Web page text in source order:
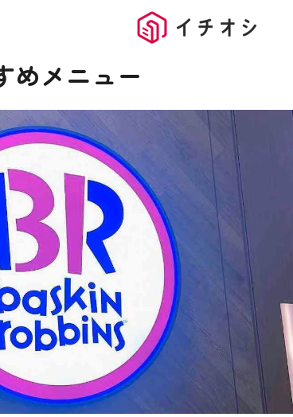
めメニュー